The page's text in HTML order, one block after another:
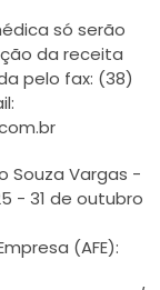
só serão
da receita
pelo fax: (38)
Souza Vargas -
- 31 de outubro
(AFE):